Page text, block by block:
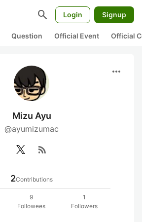
search Login Signup
Question Official Event Official
more_horiz
Mizu Ayu
@ayumizumac
rss_feed
2Contributions
9
Followees
1
Followers